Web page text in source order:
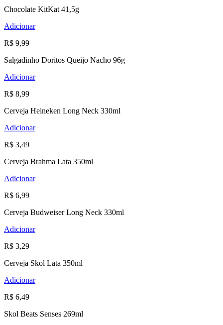
Chocolate KitKat 41,5g
Adicionar
R$ 9,99
Salgadinho Doritos Queijo Nacho 96g
Adicionar
R$ 8,99
Cerveja Heineken Long Neck 330ml
Adicionar
R$ 3,49
Cerveja Brahma Lata 350ml
Adicionar
R$ 6,99
Cerveja Budweiser Long Neck 330ml
Adicionar
R$ 3,29
Cerveja Skol Lata 350ml
Adicionar
R$ 6,49
Skol Beats Senses 269ml